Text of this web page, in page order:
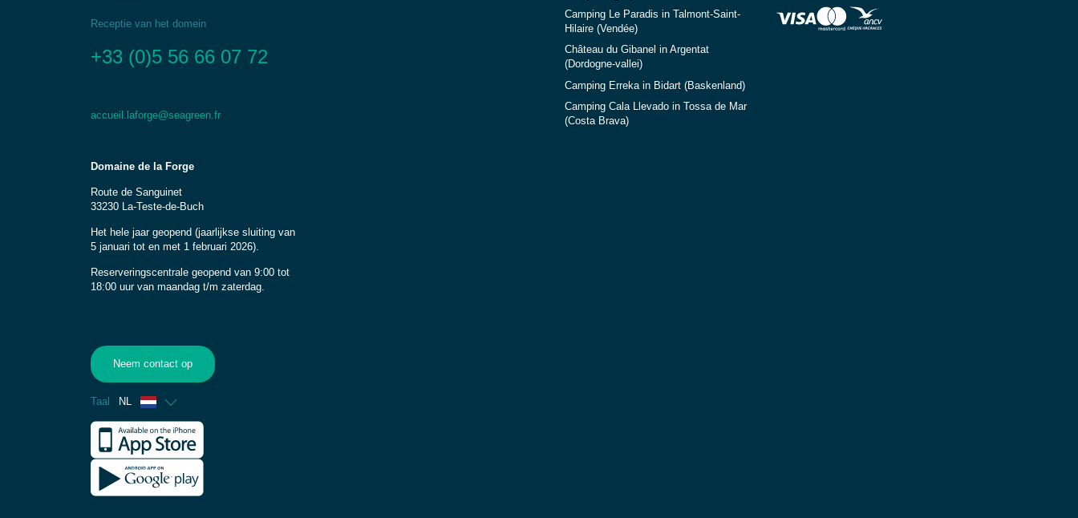
Receptie van het domein
+33 (0)5 56 66 07 72
accueil.laforge@seagreen.fr
Domaine de la Forge
Route de Sanguinet
33230 La-Teste-de-Buch
Het hele jaar geopend (jaarlijkse sluiting van
5 januari tot en met 1 februari 2026).
Reserveringscentrale geopend van 9:00 tot
18:00 uur van maandag t/m zaterdag.
Neem contact op
Taal NL
Frans
Engels
Spaans
Camping Le Paradis in Talmont-Saint-
Hilaire (Vendée)
Château du Gibanel in Argentat
(Dordogne-vallei)
Camping Erreka in Bidart (Baskenland)
Camping Cala Llevado in Tossa de Mar
(Costa Brava)